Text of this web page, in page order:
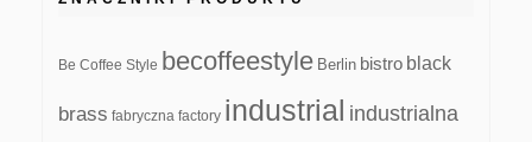
Be Coffee Style becoffeestyle Berlin bistro black
brass fabryczna factory industrial industrialna